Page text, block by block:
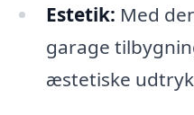
Estetik: Med
garage
æstetiske